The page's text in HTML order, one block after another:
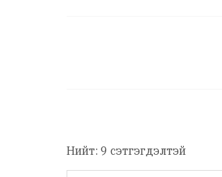
Нийт: 9 сэтгэгдэлтэй